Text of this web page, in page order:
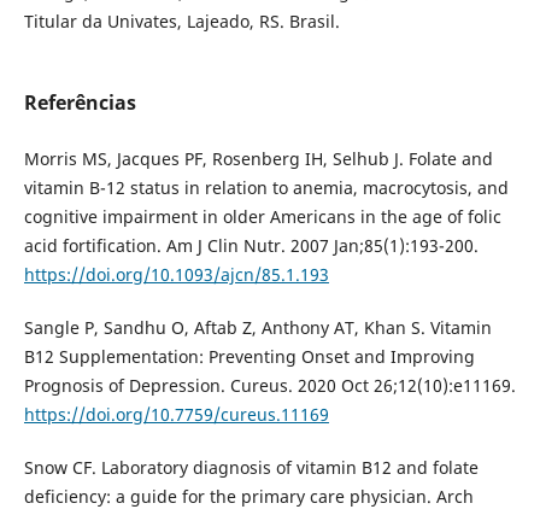
Titular da Univates, Lajeado, RS. Brasil.
Referências
Morris MS, Jacques PF, Rosenberg IH, Selhub J. Folate and
vitamin B-12 status in relation to anemia, macrocytosis, and
cognitive impairment in older Americans in the age of folic
acid fortification. Am J Clin Nutr. 2007 Jan;85(1):193-200.
https://doi.org/10.1093/ajcn/85.1.193
Sangle P, Sandhu O, Aftab Z, Anthony AT, Khan S. Vitamin
B12 Supplementation: Preventing Onset and Improving
Prognosis of Depression. Cureus. 2020 Oct 26;12(10):e11169.
https://doi.org/10.7759/cureus.11169
Snow CF. Laboratory diagnosis of vitamin B12 and folate
deficiency: a guide for the primary care physician. Arch